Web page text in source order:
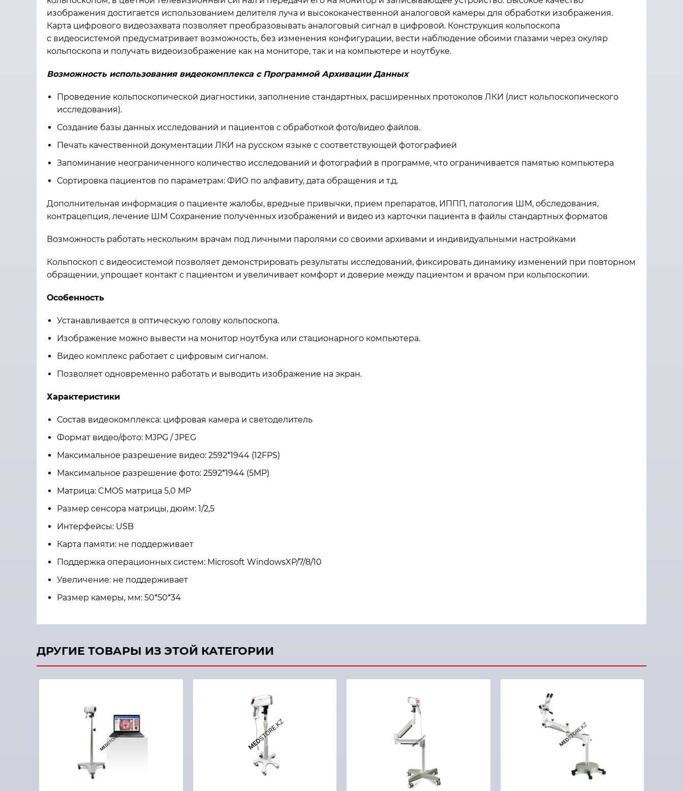
изображения достигается использованием делителя луча и высококачественной аналоговой камеры для обработки изображения.
Карта цифрового видеозахвата позволяет преобразовывать аналоговый сигнал в цифровой. Конструкция кольпоскопа
с видеосистемой предусматривает возможность, без изменения конфигурации, вести наблюдение обоими глазами через окуляр
кольпоскопа и получать видеоизображение как на мониторе, так и на компьютере и ноутбуке.
Возможность использования видеокомплекса с Программой Архивации Данных
Проведение кольпоскопической диагностики, заполнение стандартных, расширенных протоколов ЛКИ (лист кольпоскопического
исследования).
Создание базы данных исследований и пациентов с обработкой фото/видео файлов.
Печать качественной документации ЛКИ на русском языке с соответствующей фотографией
Запоминание неограниченного количество исследований и фотографий в программе, что ограничивается памятью компьютера
Сортировка пациентов по параметрам: ФИО по алфавиту, дата обращения и т.д.
Дополнительная информация о пациенте жалобы, вредные привычки, прием препаратов, ИППП, патология ШМ, обследования,
контрацепция, лечение ШМ Сохранение полученных изображений и видео из карточки пациента в файлы стандартных форматов
Возможность работать нескольким врачам под личными паролями со своими архивами и индивидуальными настройками
Кольпоскоп с видеосистемой позволяет демонстрировать результаты исследований, фиксировать динамику изменений при повторном
обращении, упрощает контакт с пациентом и увеличивает комфорт и доверие между пациентом и врачом при кольпоскопии.
Особенность
Устанавливается в оптическую голову кольпоскопа.
Изображение можно вывести на монитор ноутбука или стационарного компьютера.
Видео комплекс работает с цифровым сигналом.
Позволяет одновременно работать и выводить изображение на экран.
Характеристики
Состав видеокомплекса: цифровая камера и светоделитель
Формат видео/фото: MJPG / JPEG
Максимальное разрешение видео: 2592*1944 (12FPS)
Максимальное разрешение фото: 2592*1944 (5MP)
Матрица: CMOS матрица 5,0 MP
Размер сенсора матрицы, дюйм: 1/2,5
Интерфейсы: USB
Карта памяти: не поддерживает
Поддержка операционных систем: Microsoft WindowsXP/7/8/10
Увеличение: не поддерживает
Размер камеры, мм: 50*50*34
ДРУГИЕ ТОВАРЫ ИЗ ЭТОЙ КАТЕГОРИИ
Быстрый просмотр